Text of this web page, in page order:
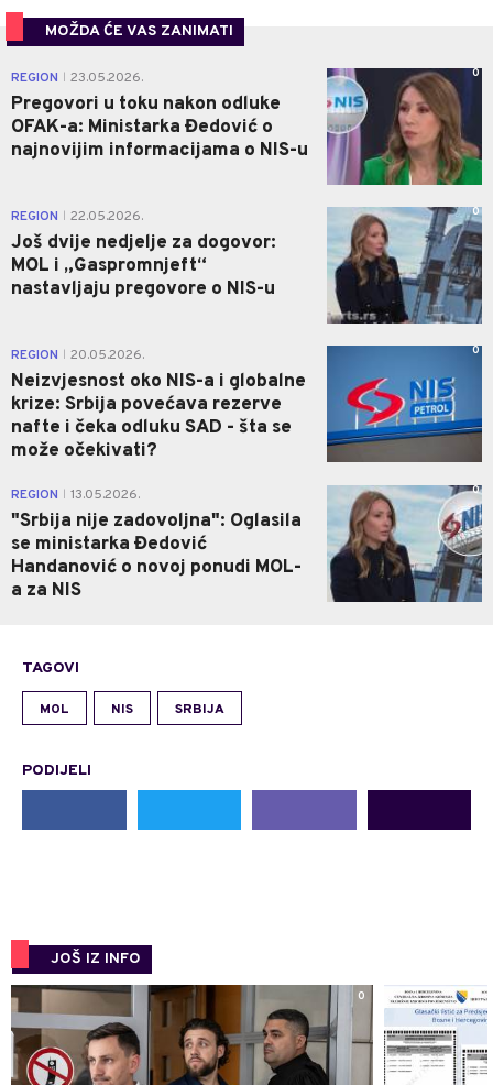
MOŽDA ĆE VAS ZANIMATI
REGION 23.05.2026.
Pregovori u toku nakon odluke
OFAK-a: Ministarka Đedović o
najnovijim informacijama o NIS-u
0
REGION 22.05.2026.
Još dvije nedjelje za dogovor:
MOL i „Gaspromnjeft“
nastavljaju pregovore o NIS-u
0
REGION 20.05.2026.
Neizvjesnost oko NIS-a i globalne
krize: Srbija povećava rezerve
nafte i čeka odluku SAD - šta se
može očekivati?
0
REGION 13.05.2026.
"Srbija nije zadovoljna": Oglasila
se ministarka Đedović
Handanović o novoj ponudi MOL-
a za NIS
0
TAGOVI
MOL NIS SRBIJA
PODIJELI
JOŠ IZ INFO
0